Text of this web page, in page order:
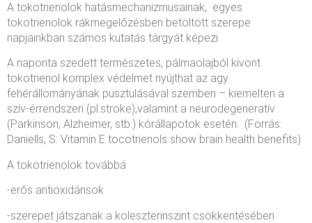
A tokotrienolok hatásmechanizmusainak, egyes
tokotrienolok rákmegelőzésben betöltött szerepe
napjainkban számos kutatás tárgyát képezi.
A naponta szedett természetes, pálmaolajból kivont
tokotrienol komplex védelmet nyújthat az agy
fehérállományának pusztulásával szemben – kiemelten a
szív-érrendszeri (pl.stroke),valamint a neurodegeneratív
(Parkinson, Alzheimer, stb.) kórállapotok esetén. (Forrás:
Daniells, S: Vitamin E tocotrienols show brain health benefits)
A tokotrienolok továbbá
-erős antioxidánsok
-szerepet játszanak a koleszterinszint csökkentésében